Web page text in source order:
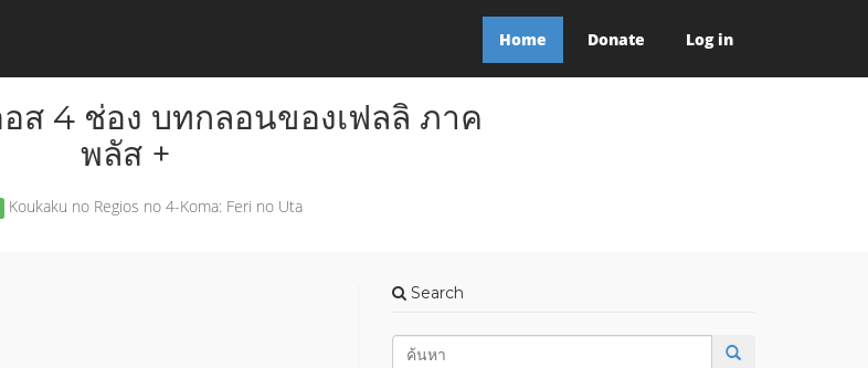
Home Donate Log in
อส 4 ช่อง บทกลอนของเฟลลิ ภาค
พลัส +
Koukaku no Regios no 4-Koma: Feri no Uta
Search